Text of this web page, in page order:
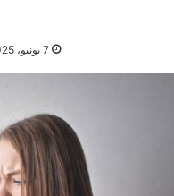
7 يونيو، 2025